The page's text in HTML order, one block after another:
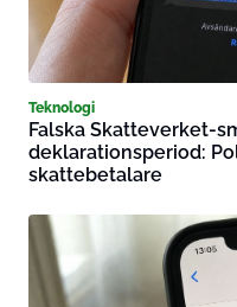
Teknologi
Falska Skatteverket-
deklarationsperiod:
skattebetalare